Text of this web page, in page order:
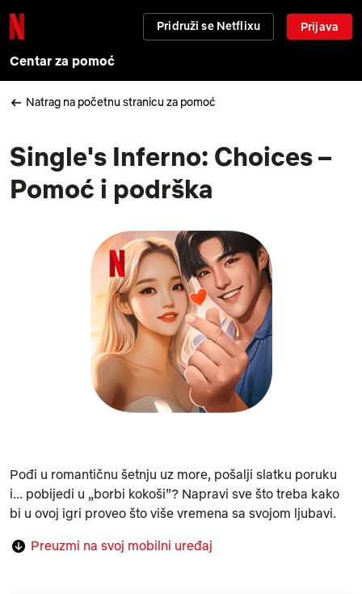
Pridruži se Netflixu Prijava
Centar za pomoć
Natrag na početnu stranicu za pomoć
Single's Inferno: Choices –
Pomoć i podrška
Pođi u romantičnu šetnju uz more, pošalji slatku poruku
i... pobijedi u „borbi kokoši”? Napravi sve što treba kako
bi u ovoj igri proveo što više vremena sa svojom ljubavi.
Preuzmi na svoj mobilni uređaj